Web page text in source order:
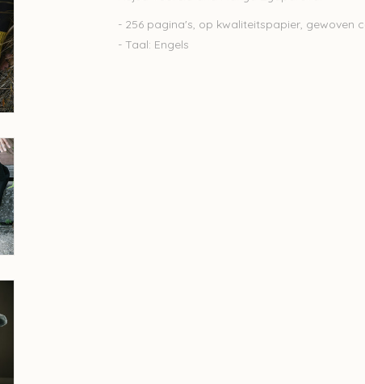
- 256 pagina's, op kwaliteitspapier, gewoven
- Taal: Engels